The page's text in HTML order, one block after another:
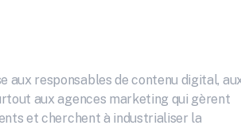
aux responsables de contenu digital,
aux agences marketing qui gèrent
et cherchent à industrialiser la